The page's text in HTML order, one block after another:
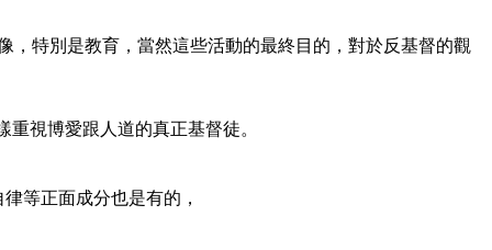
，特別是教育，當然這些活動的最終目的，對於反基督的觀
視博愛跟人道的真正基督徒。
等正面成分也是有的，